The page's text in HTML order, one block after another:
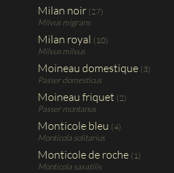
Milan noir (27)
Milvus migrans
Milan royal (10)
Milvus milvus
Moineau domestique (3)
Passer domesticus
Moineau friquet (2)
Passer montanus
Monticole bleu (4)
Monticola solitarius
Monticole de roche (1)
Monticola saxatilis